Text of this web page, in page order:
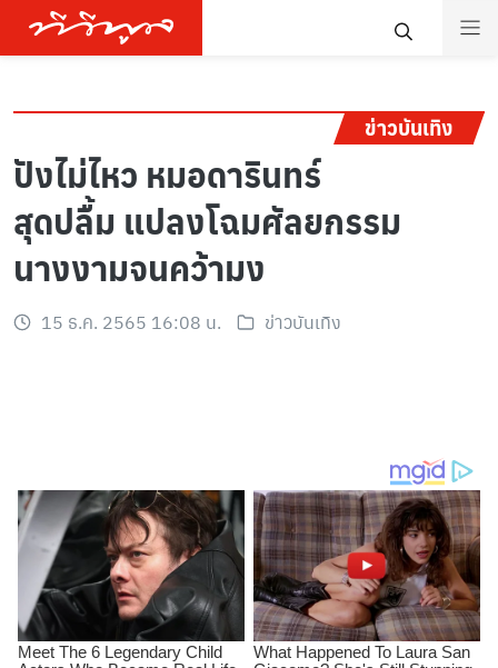
ข่าวบันเทิง
ปังไม่ไหว หมอดารินทร์
สุดปลื้ม แปลงโฉมศัลยกรรม
นางงามจนคว้ามง
15 ธ.ค. 2565 16:08 น. ข่าวบันเทิง